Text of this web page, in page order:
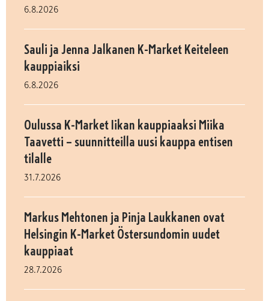
6.8.2026
Sauli ja Jenna Jalkanen K-Market Keiteleen
kauppiaiksi
6.8.2026
Oulussa K-Market Iikan kauppiaaksi Miika
Taavetti – suunnitteilla uusi kauppa entisen
tilalle
31.7.2026
Markus Mehtonen ja Pinja Laukkanen ovat
Helsingin K-Market Östersundomin uudet
kauppiaat
28.7.2026